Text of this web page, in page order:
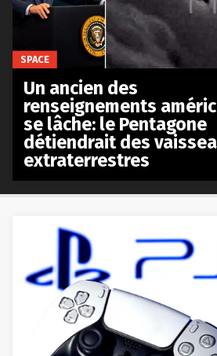
SPACE
Un ancien des
renseignements
se lâche: le Pentagone
détiendrait des
extraterrestres